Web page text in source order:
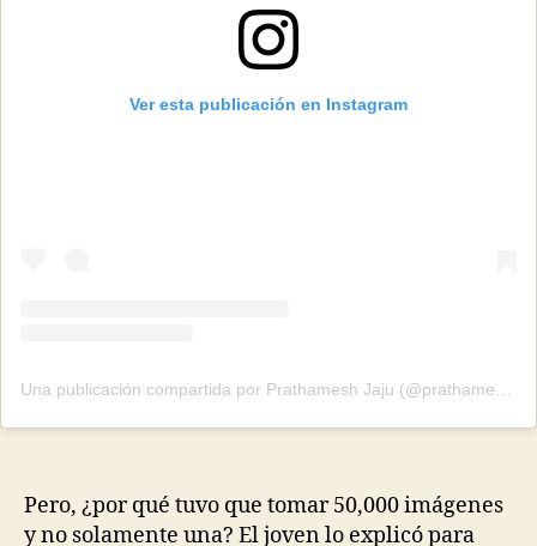
Ver esta publicación en Instagram
Una publicación compartida por Prathamesh Jaju (@prathameshjaju)
Pero, ¿por qué tuvo que tomar 50,000 imágenes
y no solamente una? El joven lo explicó para